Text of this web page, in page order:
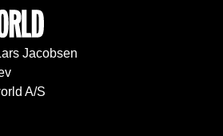
Jacobsen
A/S